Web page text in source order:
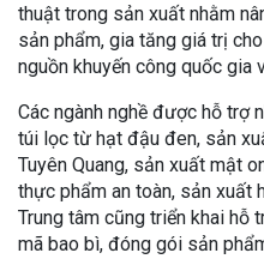
thuật trong sản xuất nhằm
sản phẩm, gia tăng giá trị
nguồn khuyến công quốc gia
Các ngành nghề được hỗ trợ
túi lọc từ hạt đậu đen, sản
Tuyên Quang, sản xuất mật
thực phẩm an toàn, sản xuất
Trung tâm cũng triển khai hỗ
mã bao bì, đóng gói sản